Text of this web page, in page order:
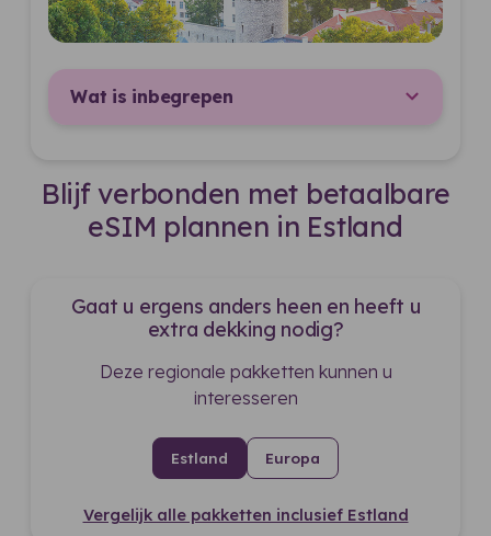
Wat is inbegrepen
Blijf verbonden met betaalbare
eSIM plannen in Estland
Gaat u ergens anders heen en heeft u
extra dekking nodig?
Deze regionale pakketten kunnen u
interesseren
Estland Europa
Vergelijk alle pakketten inclusief Estland